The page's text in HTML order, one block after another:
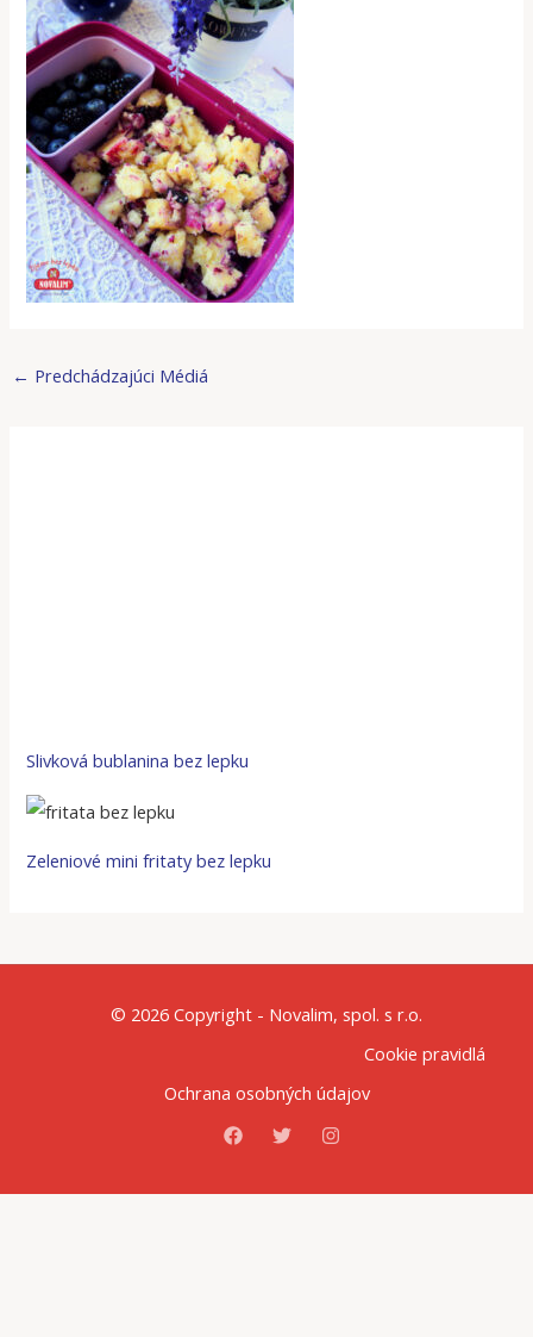
← Predchádzajúci Médiá
Slivková bublanina bez lepku
Zeleniové mini fritaty bez lepku
© 2026 Copyright - Novalim, spol. s r.o.
Cookie pravidlá
Ochrana osobných údajov